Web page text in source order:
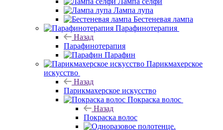
Лампа лупа
Бестеневая лампа
Парафинотерапия
Назад
Парафинотерапия
Парафин
Парикмахерское
искусство
Назад
Парикмахерское искусство
Покраска волос
Назад
Покраска волос